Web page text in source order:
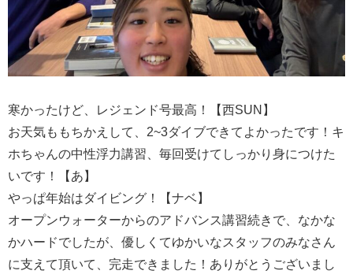
寒かったけど、レジェンド号最高！【西SUN】
お天気ももちかえして、2~3ダイブできてよかったです！キ
ホちゃんの中性浮力講習、毎回受けてしっかり身につけた
いです！【あ】
やっぱ年始はダイビング！【ナベ】
オープンウォーターからのアドバンス講習続きで、なかな
かハードでしたが、優しくてゆかいなスタッフのみなさん
に支えて頂いて、完走できました！ありがとうございまし